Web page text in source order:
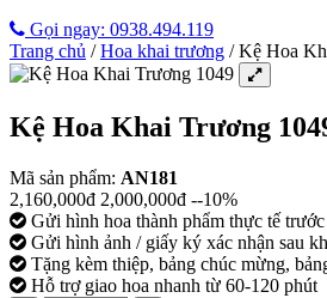
Gọi ngay: 0938.494.119
Trang chủ / Hoa khai trương / Kệ Hoa
Kệ Hoa Khai Trương
Mã sản phẩm: AN181
2,160,000đ 2,000,000đ --10%
Gửi hình hoa thành phẩm thực tế
Gửi hình ảnh / giấy ký xác nhận sau
Tặng kèm thiệp, bảng chúc mừng,
Hỗ trợ giao hoa nhanh từ 60-120 phút